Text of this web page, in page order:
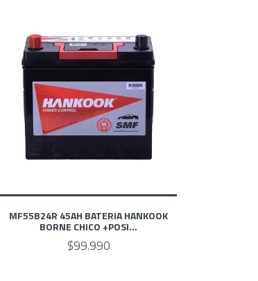
MF55B24R 45AH BATERIA HANKOOK
BORNE CHICO +POSI...
$99.990